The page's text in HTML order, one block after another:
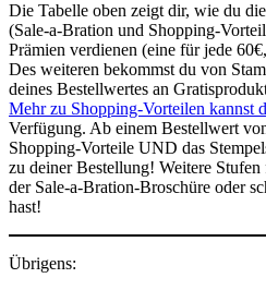
Die Tabelle oben zeigt dir, wie du
(Sale-a-Bration und Shopping-
Prämien verdienen (eine für jede
Des weiteren bekommst du von
deines Bestellwertes an
Mehr zu Shopping-Vorteilen kannst
Verfügung. Ab einem Bestellwert
Shopping-Vorteile UND das
zu deiner Bestellung! Weitere
der Sale-a-Bration-Broschüre oder
hast!
Übrigens: